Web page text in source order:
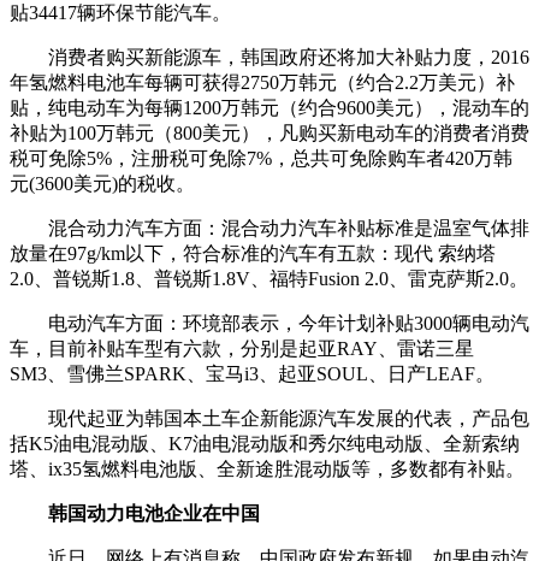
贴34417辆环保节能汽车。
消费者购买新能源车，韩国政府还将加大补贴力度，2016
年氢燃料电池车每辆可获得2750万韩元（约合2.2万美元）补
贴，纯电动车为每辆1200万韩元（约合9600美元），混动车的
补贴为100万韩元（800美元），凡购买新电动车的消费者消费
税可免除5%，注册税可免除7%，总共可免除购车者420万韩
元(3600美元)的税收。
混合动力汽车方面：混合动力汽车补贴标准是温室气体排
放量在97g/km以下，符合标准的汽车有五款：现代 索纳塔
2.0、普锐斯1.8、普锐斯1.8V、福特Fusion 2.0、雷克萨斯2.0。
电动汽车方面：环境部表示，今年计划补贴3000辆电动汽
车，目前补贴车型有六款，分别是起亚RAY、雷诺三星
SM3、雪佛兰SPARK、宝马i3、起亚SOUL、日产LEAF。
现代起亚为韩国本土车企新能源汽车发展的代表，产品包
括K5油电混动版、K7油电混动版和秀尔纯电动版、全新索纳
塔、ix35氢燃料电池版、全新途胜混动版等，多数都有补贴。
韩国动力电池企业在中国